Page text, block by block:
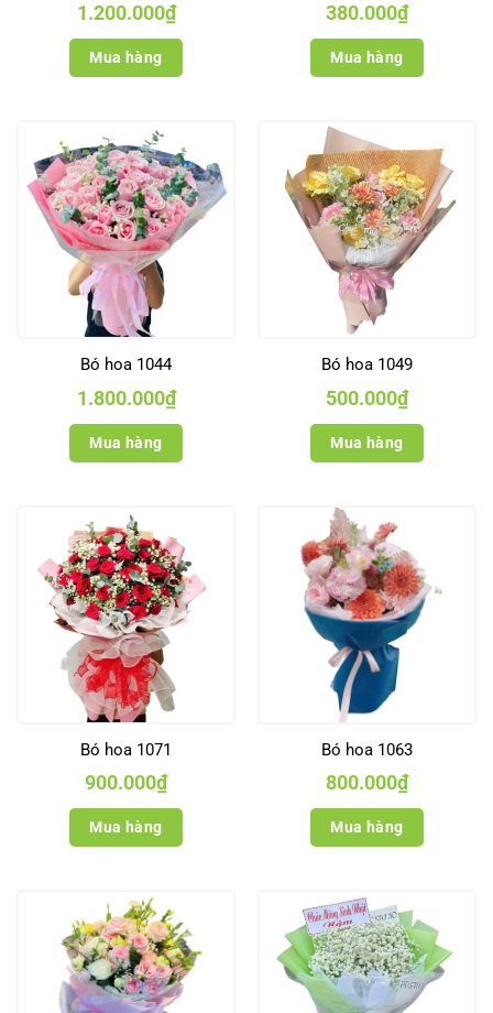
1.200.000₫
Mua hàng
380.000₫
Mua hàng
Bó hoa 1044
1.800.000₫
Mua hàng
Bó hoa 1049
500.000₫
Mua hàng
Bó hoa 1071
900.000₫
Mua hàng
Bó hoa 1063
800.000₫
Mua hàng